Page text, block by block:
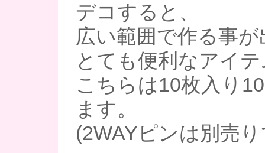
デコすると、
広い範囲で作る事
とても便利なアイ
こちらは10枚入り
ます。
(2WAYピンは別売